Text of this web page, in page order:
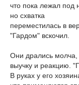
что пока лежал под
но схватка
переместилась в
"Гардом" вскочил.
Они дрались молча,
выучку и реакцию.
В руках у его